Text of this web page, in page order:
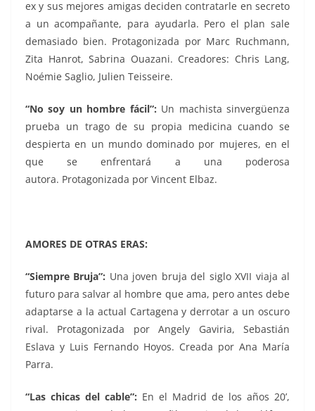
ex y sus mejores amigas deciden contratarle en secreto
a un acompañante, para ayudarla. Pero el plan sale
demasiado bien. Protagonizada por Marc Ruchmann,
Zita Hanrot, Sabrina Ouazani. Creadores: Chris Lang,
Noémie Saglio, Julien Teisseire.
“No soy un hombre fácil”: Un machista sinvergüenza
prueba un trago de su propia medicina cuando se
despierta en un mundo dominado por mujeres, en el
que se enfrentará a una poderosa
autora. Protagonizada por Vincent Elbaz.
AMORES DE OTRAS ERAS:
“Siempre Bruja”: Una joven bruja del siglo XVII viaja al
futuro para salvar al hombre que ama, pero antes debe
adaptarse a la actual Cartagena y derrotar a un oscuro
rival. Protagonizada por Angely Gaviria, Sebastián
Eslava y Luis Fernando Hoyos. Creada por Ana María
Parra.
“Las chicas del cable”: En el Madrid de los años 20’,